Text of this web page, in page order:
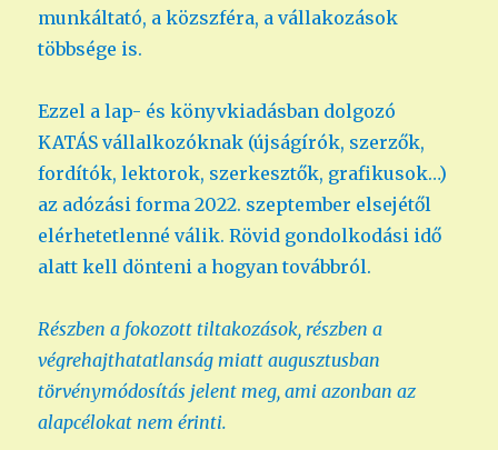
munkáltató, a közszféra, a vállakozások
többsége is.
Ezzel a lap- és könyvkiadásban dolgozó
KATÁS vállalkozóknak (újságírók, szerzők,
fordítók, lektorok, szerkesztők, grafikusok…)
az adózási forma 2022. szeptember elsejétől
elérhetetlenné válik. Rövid gondolkodási idő
alatt kell dönteni a hogyan továbbról.
Részben a fokozott tiltakozások, részben a
végrehajthatatlanság miatt augusztusban
törvénymódosítás jelent meg, ami azonban az
alapcélokat nem érinti.